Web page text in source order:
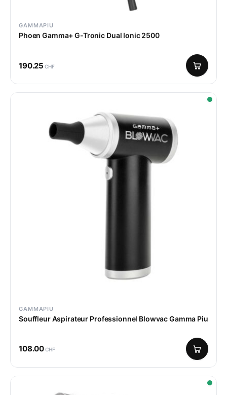
GAMMAPIU
Phoen Gamma+ G-Tronic Dual Ionic 2500
190.25 CHF
GAMMAPIU
Souffleur Aspirateur Professionnel Blowvac Gamma Piu
108.00CHF